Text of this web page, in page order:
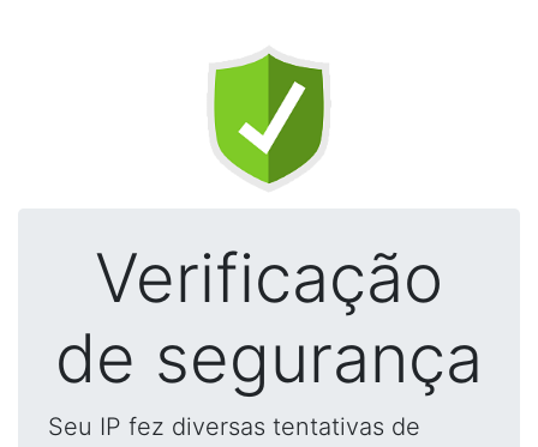
Verificação
de segurança
Seu IP fez diversas tentativas de